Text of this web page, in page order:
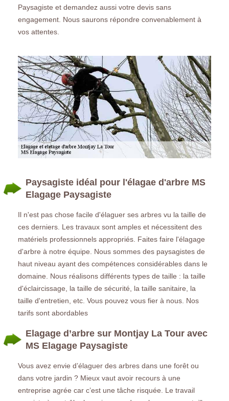
Paysagiste et demandez aussi votre devis sans
engagement. Nous saurons répondre convenablement à
vos attentes.
Paysagiste idéal pour l'élagae d'arbre MS
Elagage Paysagiste
Il n'est pas chose facile d'élaguer ses arbres vu la taille de
ces derniers. Les travaux sont amples et nécessitent des
matériels professionnels appropriés. Faites faire l'élagage
d'arbre à notre équipe. Nous sommes des paysagistes de
haut niveau ayant des compétences considérables dans le
domaine. Nous réalisons différents types de taille : la taille
d'éclaircissage, la taille de sécurité, la taille sanitaire, la
taille d'entretien, etc. Vous pouvez vous fier à nous. Nos
tarifs sont abordables
Elagage d’arbre sur Montjay La Tour avec
MS Elagage Paysagiste
Vous avez envie d’élaguer des arbres dans une forêt ou
dans votre jardin ? Mieux vaut avoir recours à une
entreprise agrée car c’est une tâche risquée. Le travail